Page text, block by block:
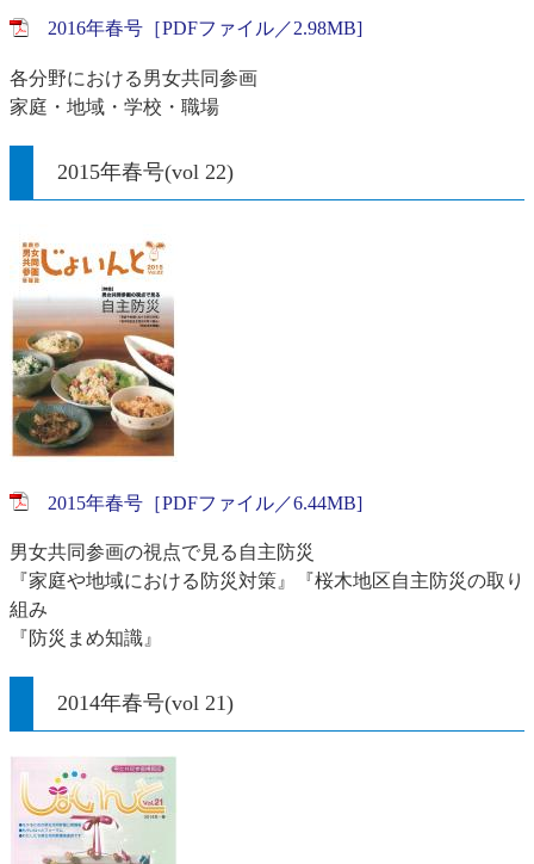
2016年春号［PDFファイル／2.98MB]
各分野における男女共同参画
家庭・地域・学校・職場
2015年春号(vol 22)
2015年春号［PDFファイル／6.44MB]
男女共同参画の視点で見る自主防災
『家庭や地域における防災対策』『桜木地区自主防災の取り
組み
『防災まめ知識』
2014年春号(vol 21)